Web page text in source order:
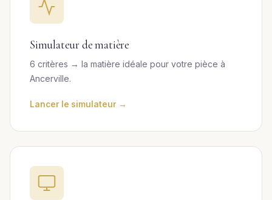
Simulateur de matière
6 critères → la matière idéale pour votre pièce à
Ancerville.
Lancer le simulateur →